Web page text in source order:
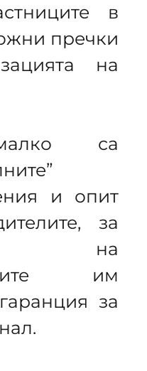
в
пречки
на
са
и опит
за
на
им
за